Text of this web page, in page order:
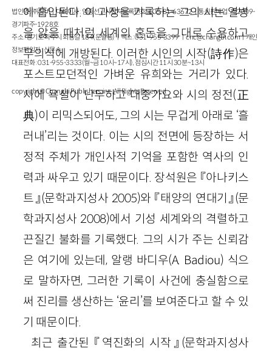
에 흡입된다. 이 과정을 기록하는 그의 시는 열병
을 앓을 때처럼 세계의 혼돈을 그대로 수용하고
무의식에 개방된다. 이러한 시인의 시작(詩作)은
포스트모던적인 가벼운 유희와는 거리가 있다.
시에 욕설이 난무하고 대중가요와 시의 정전(正
典)이 리믹스되어도, 그의 시는 무겁게 아래로 ‘흘
러내’리는 것이다. 이는 시의 전면에 등장하는 서
정적 주체가 개인사적 기억을 포함한 역사의 인
력과 싸우고 있기 때문이다. 장석원은 『아나키스
트』(문학과지성사 2005)와 『태양의 연대기』(문
학과지성사 2008)에서 기성 세계와의 격렬하고
끈질긴 불화를 기록했다. 그의 시가 주는 신뢰감
은 여기에 있는데, 알랭 바디우(A. Badiou) 식으
로 말하자면, 그러한 기록이 사건에 충실함으로
써 진리를 생산하는 ‘윤리’를 보여준다고 할 수 있
기 때문이다.
최근 출간된 『역진화의 시작』 (문학과지성사
법인명 : ㈜창비ㅣ대표이사 : 염종선ㅣ사업자등록번호 : 105-81-63672ㅣ통신판매업 : 제 2009-
경기파주-1928호
주소 : 경기도 파주시 회동길 184(문발동)ㅣ팩스 : 031-955-3399 ㅣcnc@changbi.comㅣ개인
정보책임자 : 신문수
대표전화 : 031-955-3333(월~금 10시~17시), 점심시간 11시 30분~13시
copyright © Changbi Publishers, inc. All Rights Reserved.